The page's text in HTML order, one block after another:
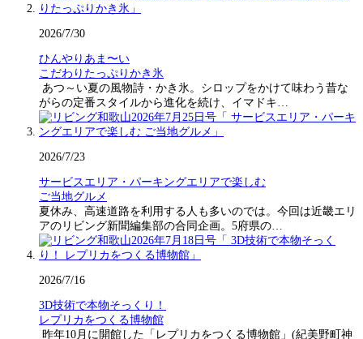
2026/7/30
ひんやりあま〜い
こだわりたっぷりかき氷
あつ～い夏の風物詩・かき氷。シロップをかけて味わう昔な
がらの定番スタイルから進化を続け、イマドキ…
2026/7/23
サービスエリア・パーキングエリアで楽しむ
ご当地グルメ
夏休み、高速道路を利用する人も多いのでは。今回は近畿エリ
アのリビング新聞編集部の合同企画。5府県の…
2026/7/16
3D技術で本物そっくり！
レプリカをつくる博物館
昨年10月に開館した「レプリカをつくる博物館」(紀美野町神